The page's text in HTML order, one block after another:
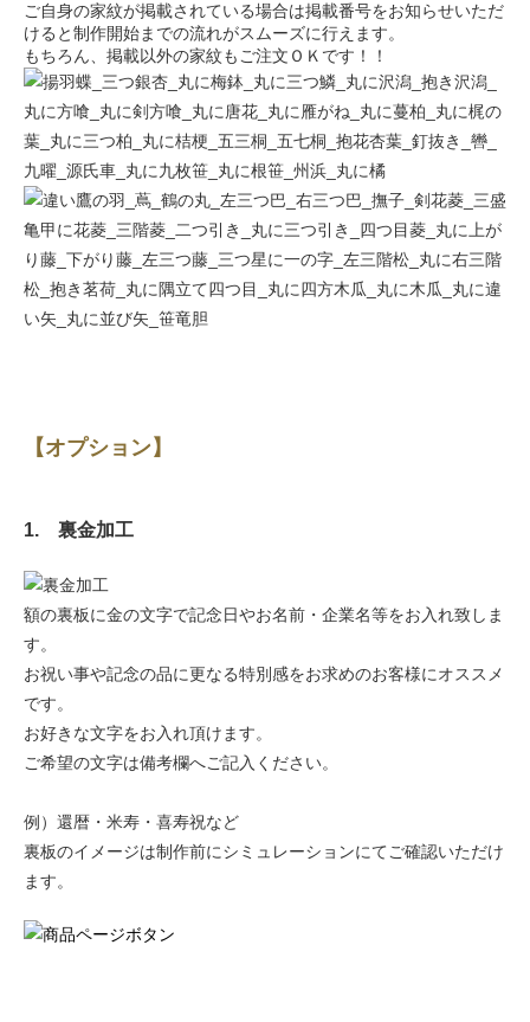
ご自身の家紋が掲載されている場合は掲載番号をお知らせいただ
けると制作開始までの流れがスムーズに行えます。
もちろん、掲載以外の家紋もご注文ＯＫです！！
【オプション】
1. 裏金加工
額の裏板に金の文字で記念日やお名前・企業名等をお入れ致しま
す。
お祝い事や記念の品に更なる特別感をお求めのお客様にオススメ
です。
お好きな文字をお入れ頂けます。
ご希望の文字は備考欄へご記入ください。
例）還暦・米寿・喜寿祝など
裏板のイメージは制作前にシミュレーションにてご確認いただけ
ます。